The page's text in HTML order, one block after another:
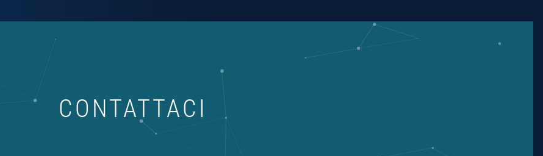
CONTATTACI